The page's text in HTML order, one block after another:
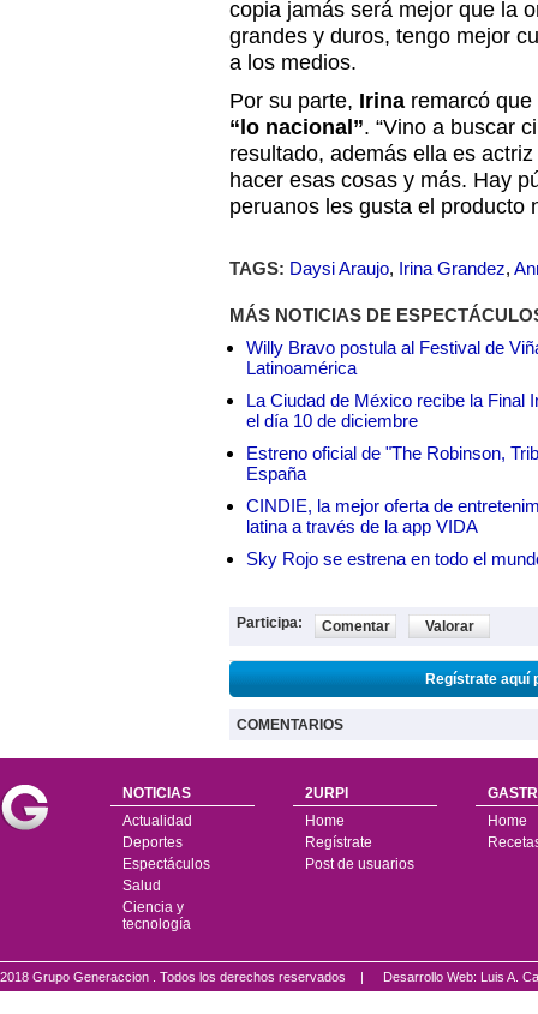
copia jamás será mejor que la
grandes y duros, tengo mejor
a los medios.
Por su parte, Irina remarcó
“lo nacional”. “Vino a buscar
resultado, además ella es
hacer esas cosas y más. Hay
peruanos les gusta el producto
TAGS: Daysi Araujo, Irina Grandez,
MÁS NOTICIAS DE
Willy Bravo postula al Festival de
Latinoamérica
La Ciudad de México recibe la Final
el día 10 de diciembre
Estreno oficial de "The Robinson,
España
CINDIE, la mejor oferta de
latina a través de la app VIDA
Sky Rojo se estrena en todo el
Participa: Comentar Valorar
Regístrate aquí
COMENTARIOS
NOTICIAS
Actualidad
Deportes
Espectáculos
Salud
Ciencia y
tecnología
2URPI
Home
Regístrate
Post de usuarios
Home
2018 Grupo Generaccion . Todos los derechos reservados | Desarrollo Web: Luis